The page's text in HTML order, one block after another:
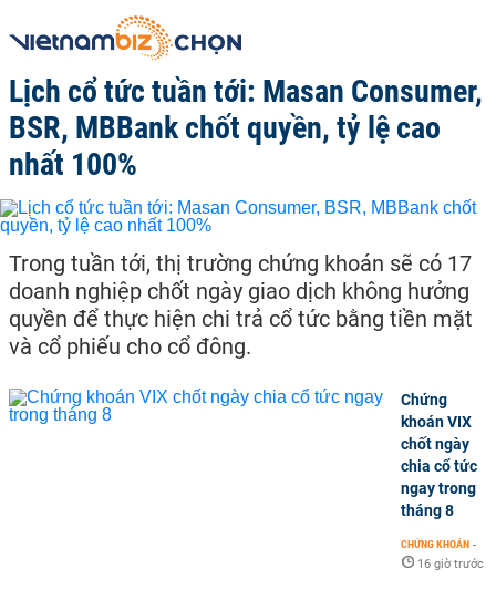
Lịch cổ tức tuần tới: Masan Consumer,
BSR, MBBank chốt quyền, tỷ lệ cao
nhất 100%
Trong tuần tới, thị trường chứng khoán sẽ có 17
doanh nghiệp chốt ngày giao dịch không hưởng
quyền để thực hiện chi trả cổ tức bằng tiền mặt
và cổ phiếu cho cổ đông.
Chứng
khoán VIX
chốt ngày
chia cổ tức
ngay trong
tháng 8
CHỨNG KHOÁN -
16 giờ trước